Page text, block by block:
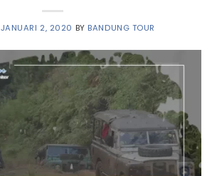
JANUARI 2, 2020 BY BANDUNG TOUR